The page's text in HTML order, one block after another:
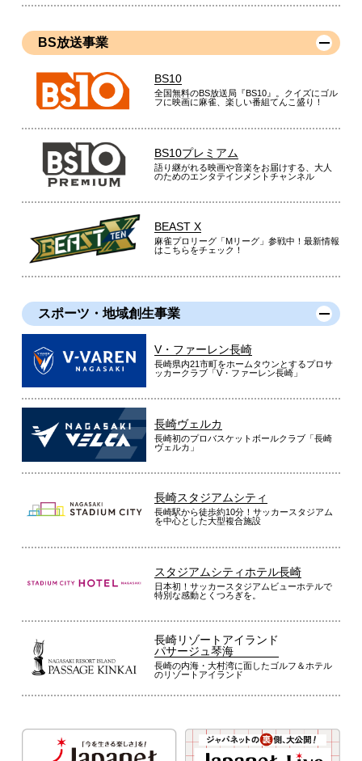
BS放送事業
BS10
全国無料のBS放送局『BS10』。クイズにゴル
フに映画に麻雀、楽しい番組てんこ盛り！
BS10プレミアム
語り継がれる映画や音楽をお届けする、大人
のためのエンタテインメントチャンネル
BEAST X
麻雀プロリーグ「Mリーグ」参戦中！最新情報
はこちらをチェック！
スポーツ・地域創生事業
V・ファーレン長崎
長崎県内21市町をホームタウンとするプロサ
ッカークラブ「V・ファーレン長崎」
長崎ヴェルカ
長崎初のプロバスケットボールクラブ「長崎
ヴェルカ」
長崎スタジアムシティ
長崎駅から徒歩約10分！サッカースタジアム
を中心とした大型複合施設
スタジアムシティホテル長崎
日本初！サッカースタジアムビューホテルで
特別な感動とくつろぎを。
長崎リゾートアイランド
パサージュ琴海
長崎の内海・大村湾に面したゴルフ＆ホテル
のリゾートアイランド